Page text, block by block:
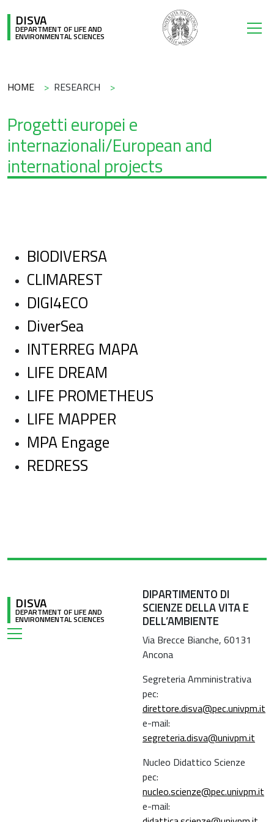
DISVA
DEPARTMENT OF LIFE AND
ENVIRONMENTAL SCIENCES
Breadcrumb
HOME RESEARCH
Progetti europei e
internazionali/European and
international projects
BIODIVERSA
CLIMAREST
DIGI4ECO
DiverSea
INTERREG MAPA
LIFE DREAM
LIFE PROMETHEUS
LIFE MAPPER
MPA Engage
REDRESS
DISVA
DEPARTMENT OF LIFE AND
ENVIRONMENTAL SCIENCES
DIPARTIMENTO DI
SCIENZE DELLA VITA E
DELL’AMBIENTE
Via Brecce Bianche, 60131
Ancona
Segreteria Amministrativa
pec:
direttore.disva@pec.univpm.it
e-mail:
segreteria.disva@univpm.it
Nucleo Didattico Scienze
pec:
nucleo.scienze@pec.univpm.it
e-mail: